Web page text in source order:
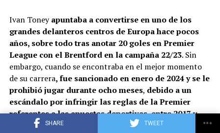
SHARE TWEET
Ivan Toneyapuntaba a convertirse en uno de los
grandes delanteros centros de Europa hace pocos
años, sobre todo tras anotar 20 goles en Premier
League con el Brentford en la campaña 22/23. Sin
embargo, cuando se encontraba en el mejor momento
de su carrera, fue sancionado en enero de 2024 y se le
prohibió jugar durante ocho meses, debido a un
escándalo por infringir las reglas de la Premier
referentes a las apuestas deportivas, entre 2017 y
No obstante,
al dejar atrás el castigo nada